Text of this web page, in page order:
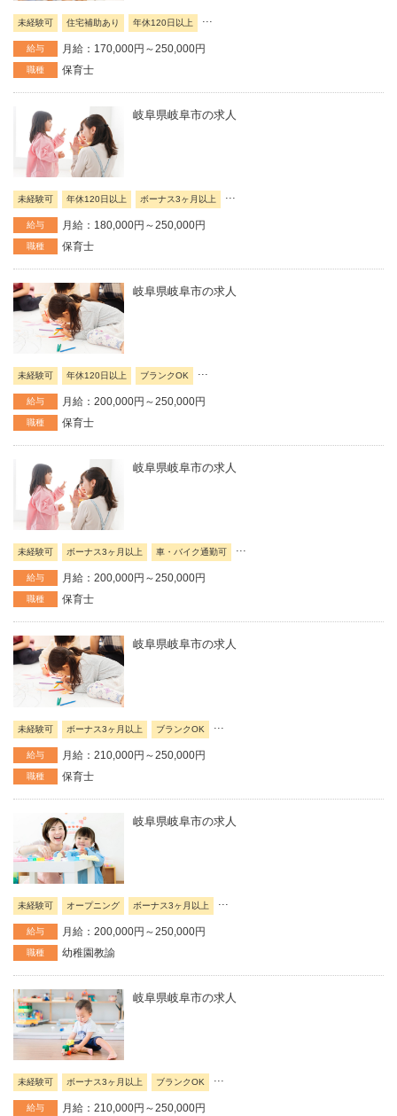
未経験可 住宅補助あり 年休120日以上
給与 月給：170,000円～250,000円
職種 保育士
岐阜県岐阜市の求人
未経験可 年休120日以上 ボーナス3ヶ月以上
給与 月給：180,000円～250,000円
職種 保育士
岐阜県岐阜市の求人
未経験可 年休120日以上 ブランクOK ...
給与 月給：200,000円～250,000円
職種 保育士
岐阜県岐阜市の求人
未経験可 ボーナス3ヶ月以上 車・バイク通勤可 ...
給与 月給：200,000円～250,000円
職種 保育士
岐阜県岐阜市の求人
未経験可 ボーナス3ヶ月以上 ブランクOK
給与 月給：210,000円～250,000円
職種 保育士
岐阜県岐阜市の求人
未経験可 オープニング ボーナス3ヶ月以上
給与 月給：200,000円～250,000円
職種 幼稚園教諭
岐阜県岐阜市の求人
未経験可 ボーナス3ヶ月以上 ブランクOK ...
給与 月給：210,000円～250,000円